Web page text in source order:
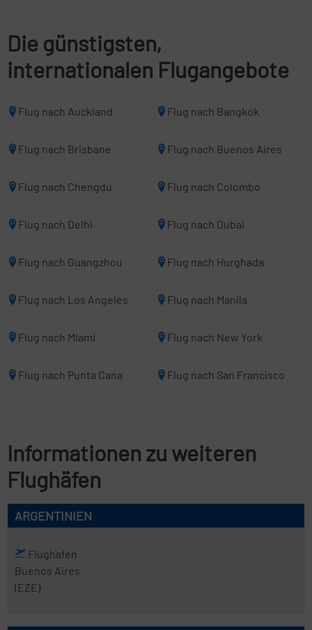
Die günstigsten,
internationalen Flugangebote
Flug nach Auckland Flug nach Bangkok
Flug nach Brisbane Flug nach Buenos Aires
Flug nach Chengdu Flug nach Colombo
Flug nach Delhi Flug nach Dubai
Flug nach Guangzhou Flug nach Hurghada
Flug nach Los Angeles Flug nach Manila
Flug nach Miami Flug nach New York
Flug nach Punta Cana Flug nach San Francisco
Informationen zu weiteren
Flughäfen
ARGENTINIEN
Flughafen
Buenos Aires
(EZE)